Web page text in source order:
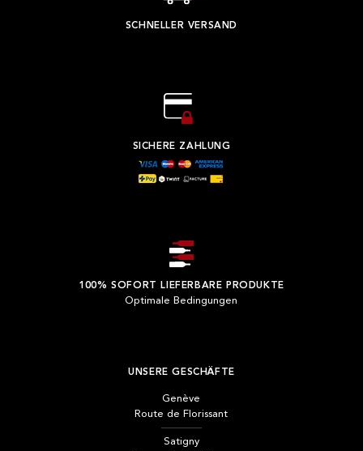
SCHNELLER VERSAND
SICHERE ZAHLUNG
100% SOFORT LIEFERBARE PRODUKTE
Optimale Bedingungen
UNSERE GESCHÄFTE
Genève
Route de Florissant
Satigny